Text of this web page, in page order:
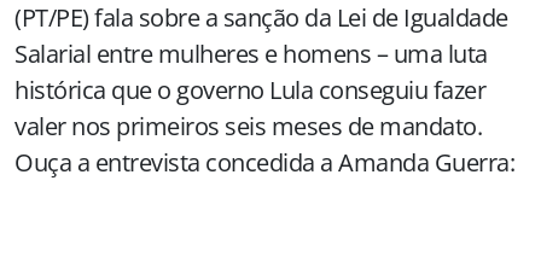
(PT/PE) fala sobre a sanção da Lei de Igualdade
Salarial entre mulheres e homens – uma luta
histórica que o governo Lula conseguiu fazer
valer nos primeiros seis meses de mandato.
Ouça a entrevista concedida a Amanda Guerra: